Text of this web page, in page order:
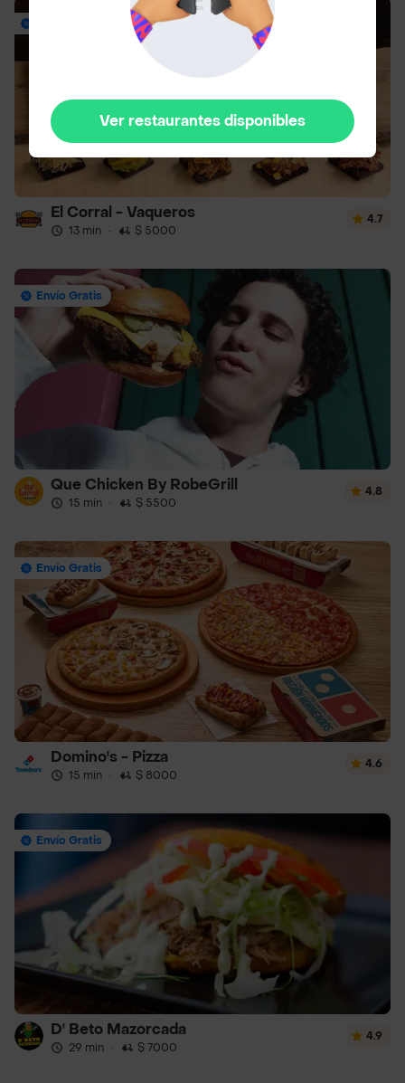
El Corral - Vaqueros
13 min · $ 5000
4.7
Envío Gratis
Que Chicken By RobeGrill
15 min · $ 5500
4.8
Envío Gratis
Domino's - Pizza
15 min · $ 8000
4.6
Envío Gratis
D' Beto Mazorcada
29 min · $ 7000
4.9
Ver restaurantes disponibles